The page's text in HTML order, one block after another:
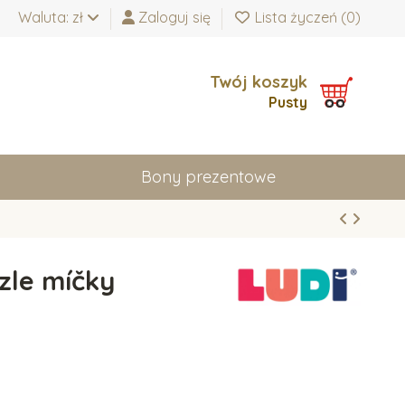
Waluta: zł Zaloguj się Lista życzeń (0)
Twój koszyk
Pusty
Bony prezentowe
míčky